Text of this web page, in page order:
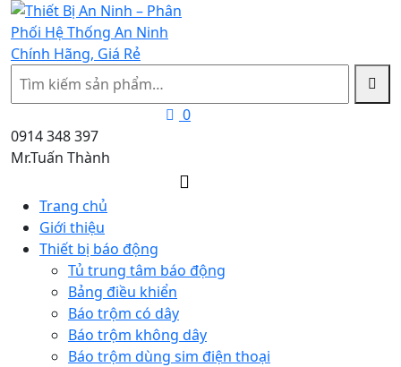
Tìm
kiếm
0
0914 348 397
Mr.Tuấn Thành
Trang chủ
Giới thiệu
Thiết bị báo động
Tủ trung tâm báo động
Bảng điều khiển
Báo trộm có dây
Báo trộm không dây
Báo trộm dùng sim điện thoại